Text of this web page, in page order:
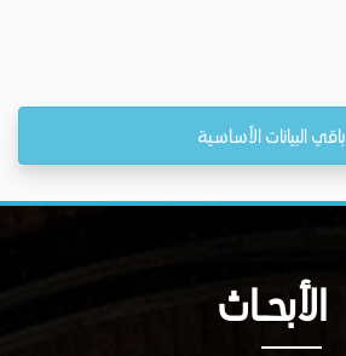
باقي البيانات الأساسية
الأبحــاث